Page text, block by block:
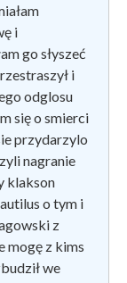
i
go słyszeć
i
odglosu
się o smierci
przydarzylo
nagranie
klakson
o tym i
z
mogę z kims
we